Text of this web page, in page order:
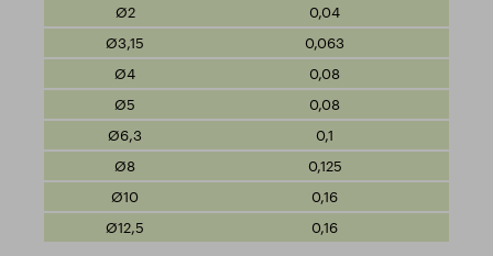
0,04
0,063
0,08
0,08
0,1
0,125
0,16
0,16